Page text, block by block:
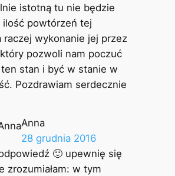
istotną tu nie będzie
ilość powtórzeń tej
raczej wykonanie jej przez
pozwoli nam poczuć
stan i być w stanie w
Pozdrawiam serdecznie
Anna
28 grudnia 2016
🙂 upewnię się
zrozumiałam: w tym